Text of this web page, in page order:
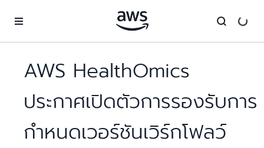
AWS HealthOmics
ประกาศเปิดตัวการรองรับการ
กำหนดเวอร์ชันเวิร์กโฟลว์